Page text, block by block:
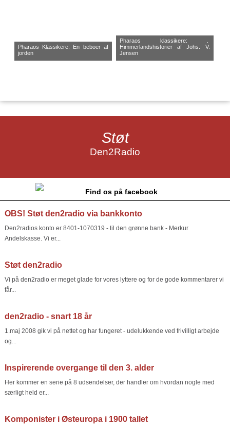
Pharaos Klassikere: En beboer af
jorden
Pharaos klassikere: .
Himmerlandshistorier af Johs. V.
Jensen
Støt
Den2Radio
Find os på facebook
OBS! Støt den2radio via bankkonto
Den2radios konto er 8401-1070319 - til den grønne bank - Merkur
Andelskasse. Vi er...
Støt den2radio
Vi på den2radio er meget glade for vores lyttere og for de gode kommentarer vi
får...
den2radio - snart 18 år
1.maj 2008 gik vi på nettet og har fungeret - udelukkende ved frivilligt arbejde
og...
Inspirerende overgange til den 3. alder
Her kommer en serie på 8 udsendelser, der handler om hvordan nogle med
særligt held er...
Komponister i Østeuropa i 1900 tallet